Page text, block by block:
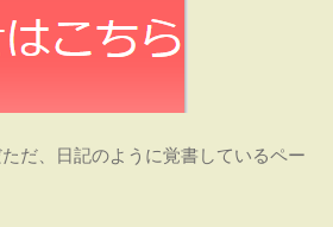
だ、日記のように覚書しているペー